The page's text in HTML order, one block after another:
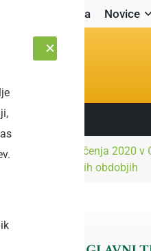
Naslovnica Novice
Parada učenja 2020
življenjskih obdobjih